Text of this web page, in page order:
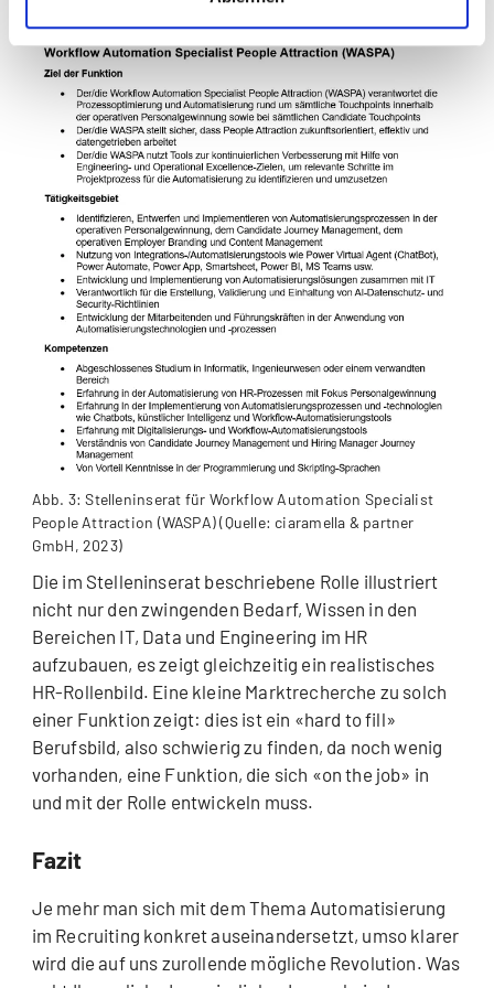
Abb. 3: Stelleninserat für Workflow Automation Specialist
People Attraction (WASPA) (Quelle: ciaramella & partner
GmbH, 2023)
Die im Stelleninserat beschriebene Rolle illustriert
nicht nur den zwingenden Bedarf, Wissen in den
Bereichen IT, Data und Engineering im HR
aufzubauen, es zeigt gleichzeitig ein realistisches
HR-Rollenbild. Eine kleine Marktrecherche zu solch
einer Funktion zeigt: dies ist ein «hard to fill»
Berufsbild, also schwierig zu finden, da noch wenig
vorhanden, eine Funktion, die sich «on the job» in
und mit der Rolle entwickeln muss.
Fazit
Je mehr man sich mit dem Thema Automatisierung
im Recruiting konkret auseinandersetzt, umso klarer
wird die auf uns zurollende mögliche Revolution. Was